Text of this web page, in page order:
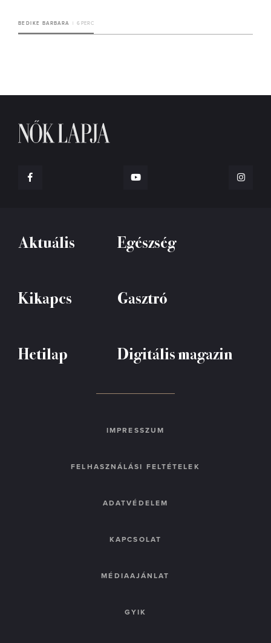
BEDIKE BARBARA 6 PERC
Aktuális Egészség
Kikapcs Gasztró
Hetilap Digitális magazin
IMPRESSZUM
FELHASZNÁLÁSI FELTÉTELEK
ADATVÉDELEM
KAPCSOLAT
MÉDIAAJÁNLAT
GYIK